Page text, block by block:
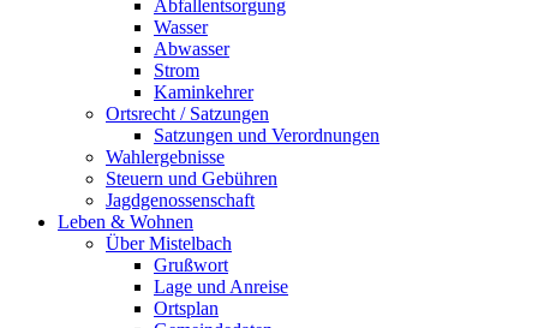
Abfallentsorgung
Wasser
Abwasser
Strom
Kaminkehrer
Ortsrecht / Satzungen
Satzungen und Verordnungen
Wahlergebnisse
Steuern und Gebühren
Jagdgenossenschaft
Leben & Wohnen
Über Mistelbach
Grußwort
Lage und Anreise
Ortsplan